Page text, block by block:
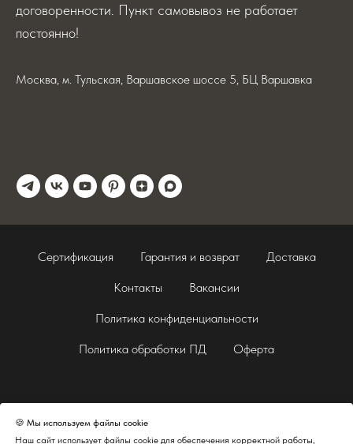
🍪 Мы используем файлы cookie
Наш сайт использует файлы cookie для обеспечения корректной работы,
договоренности. Пункт самовывоз не работает
постоянно!
Москва, м. Тульская, Варшавское шоссе 5, БЦ Варшавка
Сертификация Гарантия и возврат Доставка
Контакты Вакансии
Политика конфиденциальности
Политика обработки ПД Оферта